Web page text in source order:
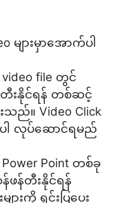
များမှာအောက်ပါ
video file တွင်
န်တီးနိုင်ရန် တစ်ဆင့်
သည်။ Video Click
ပါ လုပ်ဆောင်ရမည်
Point တစ်ခု
ဖန်တီးနိုင်ရန်
းကို ရှင်းပြပေး